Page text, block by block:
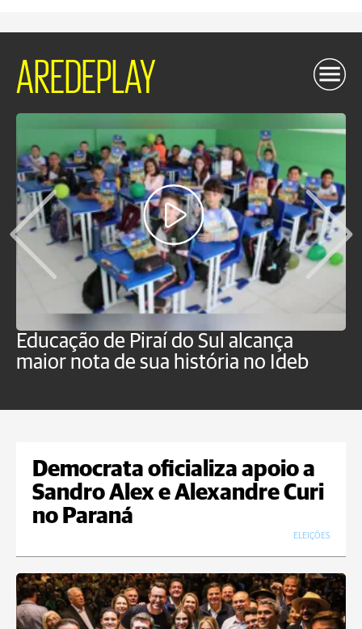
AREDEPLAY
Educação de Piraí do Sul alcança
maior nota de sua história no Ideb
Democrata oficializa apoio a
Sandro Alex e Alexandre Curi
no Paraná
ELEIÇÕES